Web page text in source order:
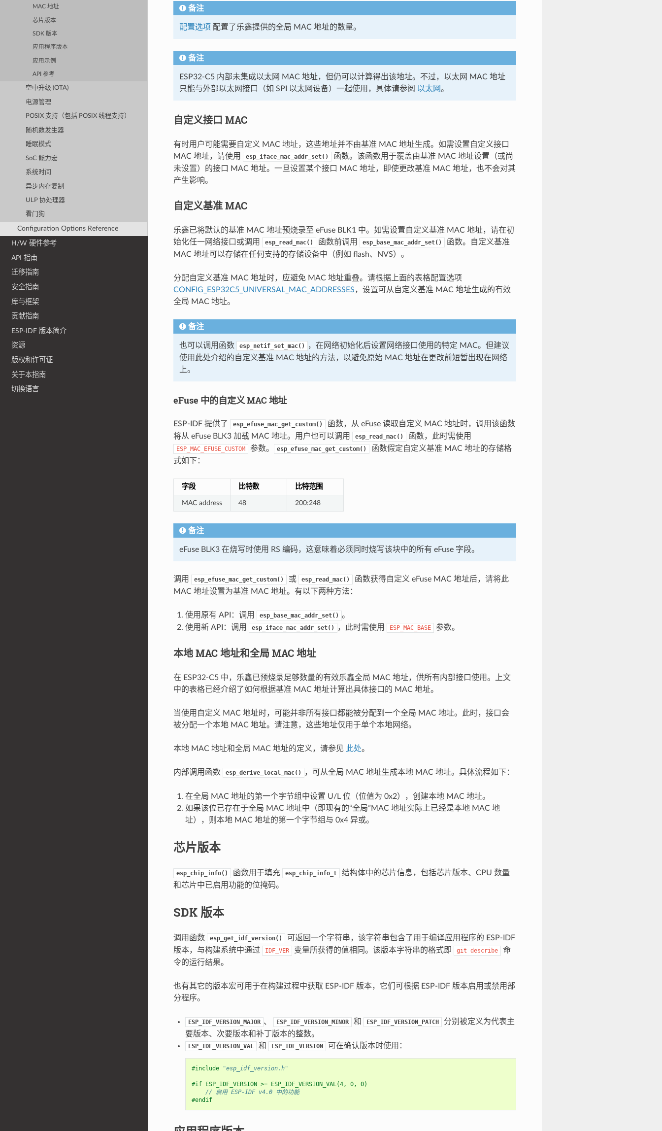
MAC 地址
芯片版本
SDK 版本
应用程序版本
应用示例
API 参考
空中升级 (OTA)
电源管理
POSIX 支持（包括 POSIX 线程支持）
随机数发生器
睡眠模式
SoC 能力宏
系统时间
异步内存复制
ULP 协处理器
看门狗
Configuration Options Reference
H/W 硬件参考
API 指南
迁移指南
安全指南
库与框架
贡献指南
ESP-IDF 版本简介
资源
版权和许可证
关于本指南
切换语言
备注
配置选项 配置了乐鑫提供的全局 MAC 地址的数量。
备注
ESP32-C5 内部未集成以太网 MAC 地址，但仍可以计算得出该地址。不过，以太网 MAC 地址
只能与外部以太网接口（如 SPI 以太网设备）一起使用，具体请参阅 以太网。
自定义接口 MAC
有时用户可能需要自定义 MAC 地址，这些地址并不由基准 MAC 地址生成。如需设置自定义接口
MAC 地址，请使用
esp_iface_mac_addr_set()
函数。该函数用于覆盖由基准 MAC 地址设置（或尚
未设置）的接口 MAC 地址。一旦设置某个接口 MAC 地址，即使更改基准 MAC 地址，也不会对其
产生影响。
自定义基准 MAC
乐鑫已将默认的基准 MAC 地址预烧录至 eFuse BLK1 中。如需设置自定义基准 MAC 地址，请在初
始化任一网络接口或调用
esp_read_mac() 函数前调用 esp_base_mac_addr_set()
函数。自定义基准
MAC 地址可以存储在任何支持的存储设备中（例如 flash、NVS）。
分配自定义基准 MAC 地址时，应避免 MAC 地址重叠。请根据上面的表格配置选项
CONFIG_ESP32C5_UNIVERSAL_MAC_ADDRESSES，设置可从自定义基准 MAC 地址生成的有效
全局 MAC 地址。
备注
也可以调用函数 esp_netif_set_mac()
，在网络初始化后设置网络接口使用的特定 MAC。但建议
使用此处介绍的自定义基准 MAC 地址的方法，以避免原始 MAC 地址在更改前短暂出现在网络
上。
eFuse 中的自定义 MAC 地址
ESP-IDF 提供了 esp_efuse_mac_get_custom()
函数，从 eFuse 读取自定义 MAC 地址时，调用该函数
将从 eFuse BLK3 加载 MAC 地址。用户也可以调用
esp_read_mac() 函数，此时需使用
ESP_MAC_EFUSE_CUSTOM 参数。 esp_efuse_mac_get_custom()
函数假定自定义基准 MAC 地址的存储格
式如下：
字段 比特数 比特范围
MAC address 48 200:248
备注
eFuse BLK3 在烧写时使用 RS 编码，这意味着必须同时烧写该块中的所有 eFuse 字段。
调用 esp_efuse_mac_get_custom() 或 esp_read_mac()
函数获得自定义 eFuse MAC 地址后，请将此
MAC 地址设置为基准 MAC 地址。有以下两种方法：
使用原有 API：调用 esp_base_mac_addr_set() 。
使用新 API：调用
esp_iface_mac_addr_set() ，此时需使用 ESP_MAC_BASE 参数。
本地 MAC 地址和全局 MAC 地址
在 ESP32-C5 中，乐鑫已预烧录足够数量的有效乐鑫全局 MAC 地址，供所有内部接口使用。上文
中的表格已经介绍了如何根据基准 MAC 地址计算出具体接口的 MAC 地址。
当使用自定义 MAC 地址时，可能并非所有接口都能被分配到一个全局 MAC 地址。此时，接口会
被分配一个本地 MAC 地址。请注意，这些地址仅用于单个本地网络。
本地 MAC 地址和全局 MAC 地址的定义，请参见 此处。
内部调用函数 esp_derive_local_mac() ，可从全局 MAC 地址生成本地 MAC 地址。具体流程如下：
在全局 MAC 地址的第一个字节组中设置 U/L 位（位值为 0x2），创建本地 MAC 地址。
如果该位已存在于全局 MAC 地址中（即现有的“全局”MAC 地址实际上已经是本地 MAC 地
址），则本地 MAC 地址的第一个字节组与 0x4 异或。
芯片版本
esp_chip_info() 函数用于填充 esp_chip_info_t
结构体中的芯片信息，包括芯片版本、CPU 数量
和芯片中已启用功能的位掩码。
SDK 版本
调用函数 esp_get_idf_version()
可返回一个字符串，该字符串包含了用于编译应用程序的 ESP-IDF
版本，与构建系统中通过
IDF_VER 变量所获得的值相同。该版本字符串的格式即 git describe
命
令的运行结果。
也有其它的版本宏可用于在构建过程中获取 ESP-IDF 版本，它们可根据 ESP-IDF 版本启用或禁用部
分程序。
ESP_IDF_VERSION_MAJOR 、 ESP_IDF_VERSION_MINOR 和 ESP_IDF_VERSION_PATCH
分别被定义为代表主
要版本、次要版本和补丁版本的整数。
ESP_IDF_VERSION_VAL 和 ESP_IDF_VERSION 可在确认版本时使用：
#include "esp_idf_version.h"
#if ESP_IDF_VERSION >= ESP_IDF_VERSION_VAL(4, 0, 0)
// 启用 ESP-IDF v4.0 中的功能
#endif